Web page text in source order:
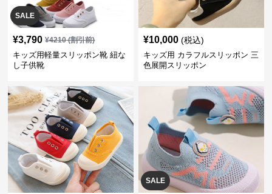
SALE
¥3,790 ¥4210(割引前)
キッズ用軽量スリッポン靴 紐な
し子供靴
¥10,000 (税込)
キッズ用 カラフルスリッポン 三
色展開スリッポン
SALE